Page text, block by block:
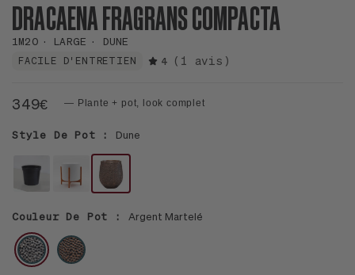
DRACAENA FRAGRANS COMPACTA
1M20 LARGE DUNE
FACILE D'ENTRETIEN 4 (1 avis)
349€ — Plante + pot, look complet
Style De Pot : Dune
HORTICOLE
-
26CM
28
-
BLANC
MID-
CENTURY
24
Couleur De Pot : Argent Martelé
ARGENT
MARTELÉ
CUIVRE
MARTELÉ